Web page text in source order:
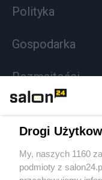
Polityka
Gospodarka
Rozmaitości
Sport
Społeczeństwo
Drogi
My, naszych 1160
podmioty z